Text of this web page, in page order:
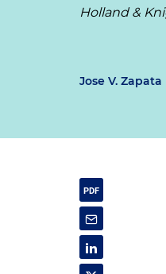
Holland &
Jose V. Zapata